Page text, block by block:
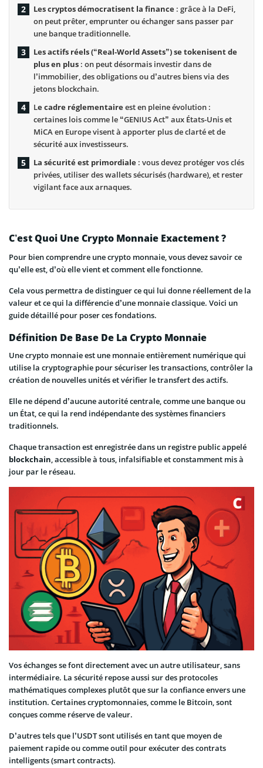
Les cryptos démocratisent la finance : grâce à la DeFi,
on peut prêter, emprunter ou échanger sans passer par
une banque traditionnelle.
Les actifs réels (“Real‑World Assets”) se tokenisent de
plus en plus : on peut désormais investir dans de
l’immobilier, des obligations ou d’autres biens via des
jetons blockchain.
Le cadre réglementaire est en pleine évolution :
certaines lois comme le “GENIUS Act” aux États-Unis et
MiCA en Europe visent à apporter plus de clarté et de
sécurité aux investisseurs.
La sécurité est primordiale : vous devez protéger vos clés
privées, utiliser des wallets sécurisés (hardware), et rester
vigilant face aux arnaques.
C’est Quoi Une Crypto Monnaie Exactement ?
Pour bien comprendre une crypto monnaie, vous devez savoir ce
qu’elle est, d’où elle vient et comment elle fonctionne.
Cela vous permettra de distinguer ce qui lui donne réellement de la
valeur et ce qui la différencie d’une monnaie classique. Voici un
guide détaillé pour poser ces fondations.
Définition De Base De La Crypto Monnaie
Une crypto monnaie est une monnaie entièrement numérique qui
utilise la cryptographie pour sécuriser les transactions, contrôler la
création de nouvelles unités et vérifier le transfert des actifs.
Elle ne dépend d’aucune autorité centrale, comme une banque ou
un État, ce qui la rend indépendante des systèmes financiers
traditionnels.
Chaque transaction est enregistrée dans un registre public appelé
blockchain, accessible à tous, infalsifiable et constamment mis à
jour par le réseau.
Vos échanges se font directement avec un autre utilisateur, sans
intermédiaire. La sécurité repose aussi sur des protocoles
mathématiques complexes plutôt que sur la confiance envers une
institution. Certaines cryptomonnaies, comme le Bitcoin, sont
conçues comme réserve de valeur.
D’autres tels que l’USDT sont utilisés en tant que moyen de
paiement rapide ou comme outil pour exécuter des contrats
intelligents (smart contracts).